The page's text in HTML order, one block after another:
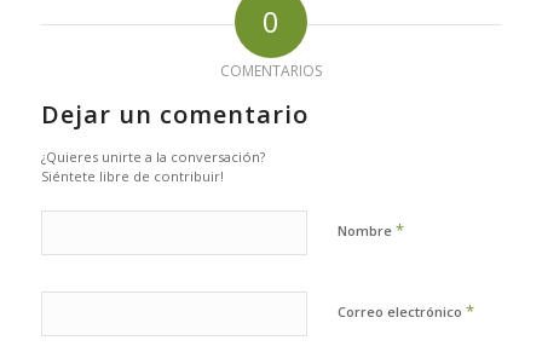
0
COMENTARIOS
Dejar un comentario
¿Quieres unirte a la conversación?
Siéntete libre de contribuir!
Nombre *
Correo electrónico *